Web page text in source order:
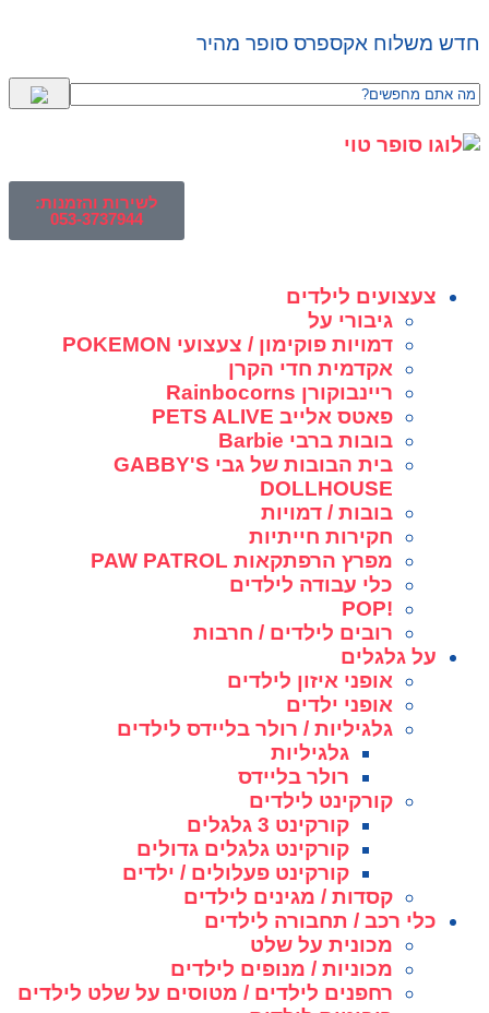
חדש משלוח אקספרס סופר מהיר
לשירות והזמנות:
053-3737944
צעצועים לילדים
גיבורי על
דמויות פוקימון / צעצועי POKEMON
אקדמית חדי הקרן
ריינבוקורן Rainbocorns
פאטס אלייב PETS ALIVE
בובות ברבי Barbie
בית הבובות של גבי GABBY'S
DOLLHOUSE
בובות / דמויות
חקירות חייתיות
מפרץ הרפתקאות PAW PATROL
כלי עבודה לילדים
!POP
רובים לילדים / חרבות
על גלגלים
אופני איזון לילדים
אופני ילדים
גלגיליות / רולר בליידס לילדים
גלגיליות
רולר בליידס
קורקינט לילדים
קורקינט 3 גלגלים
קורקינט גלגלים גדולים
קורקינט פעלולים / ילדים
קסדות / מגינים לילדים
כלי רכב / תחבורה לילדים
מכונית על שלט
מכוניות / מנופים לילדים
רחפנים לילדים / מטוסים על שלט לילדים